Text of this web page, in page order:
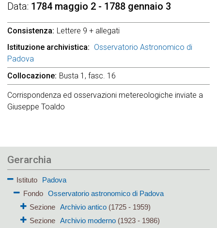
Data 1784 maggio 2 - 1788 gennaio 3
Consistenza Lettere 9 + allegati
Istituzione archivistica
Osservatorio Astronomico di
Padova
Collocazione Busta 1, fasc. 16
Corrispondenza ed osservazioni metereologiche inviate a
Giuseppe Toaldo
Gerarchia
Istituto
Padova
Fondo
Osservatorio astronomico di Padova
Sezione Archivio antico(1725 - 1959)
Sezione Archivio moderno(1923 - 1986)